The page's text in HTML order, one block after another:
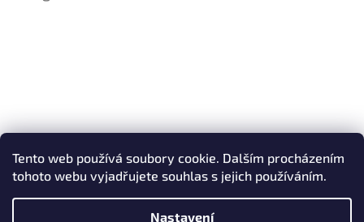
Tento web používá soubory cookie. Dalším procházením
tohoto webu vyjadřujete souhlas s jejich používáním.
Nastavení
Sledovat na Instagramu
Facebook